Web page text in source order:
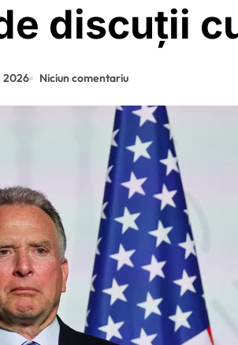
discuții
2026 Niciun comentariu